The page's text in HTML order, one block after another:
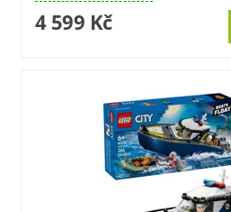
4 599 Kč